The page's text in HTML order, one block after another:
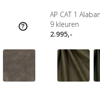
AP CAT 1
9 kleuren
2.995,-